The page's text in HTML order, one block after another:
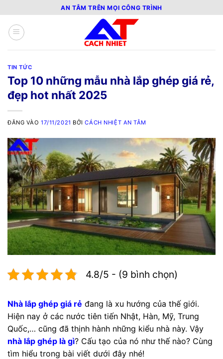
qua
nội
dung
AN TÂM TRÊN MỌI CÔNG TRÌNH
TIN TỨC
Top 10 những mẫu nhà lắp ghép giá rẻ,
đẹp hot nhất 2025
ĐĂNG VÀO17/11/2021 BỞICÁCH NHIỆT AN TÂM
4.8/5 - (9 bình chọn)
Nhà lắp ghép giá rẻ đang là xu hướng của thế giới.
Hiện nay ở các nước tiên tiến Nhật, Hàn, Mỹ, Trung
Quốc,… cũng đã thịnh hành những kiểu nhà này. Vậy
nhà lắp ghép là gì? Cấu tạo của nó như thế nào? Cùng
tìm hiểu trong bài viết dưới đây nhé!